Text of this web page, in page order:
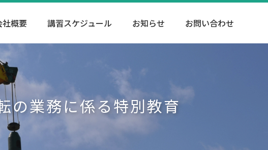
社概要 講習スケジュール お知らせ お問い合わせ
の業務に係る特別教育